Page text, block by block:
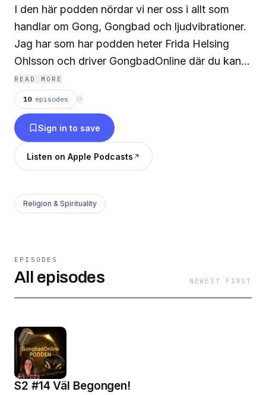
I den här podden nördar vi ner oss i allt som
handlar om Gong, Gongbad och ljudvibrationer.
Jag har som har podden heter Frida Helsing
Ohlsson och driver GongbadOnline där du kan
lyssna på magnifika Gongbad online med
fantastisk ljudkvalité. I den här podden kommer
jag bland annat göra spännande intervjuer med
människor som alla har en sak gemensamt, de
älskar Gongbad! Älskar du också Gongbad
Välkommen att lyssna på GongbadOnline
READ MORE
10 episodes ⟳
Sign in to save
Listen on Apple Podcasts
Religion & Spirituality
EPISODES
All episodes NEWEST FIRST
S2 #14 Väl Begongen!